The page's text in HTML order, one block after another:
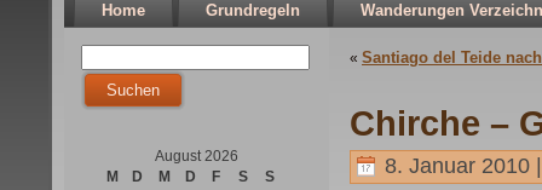
Home Grundregeln Wanderungen
August 2026
M
D M D F S
S
« Santiago del Teide
Chirche –
8. Januar 2010